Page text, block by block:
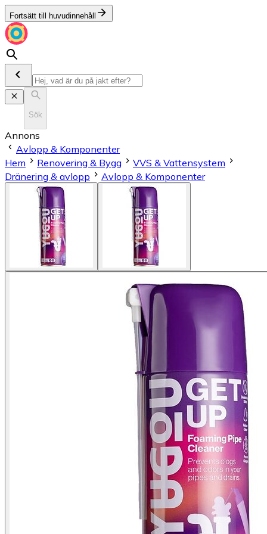
Fortsätt till huvudinnehåll
Sök
Annons
Avlopp & Komponenter
Hem
Renovering & Bygg
VVS & Vattensystem
Dränering & avlopp
Avlopp & Komponenter